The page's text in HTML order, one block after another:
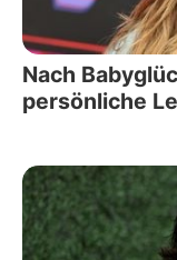
Nach
persönliche